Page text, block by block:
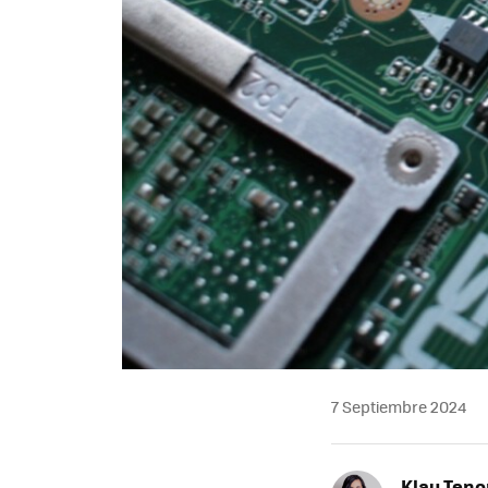
7 Septiembre 2024